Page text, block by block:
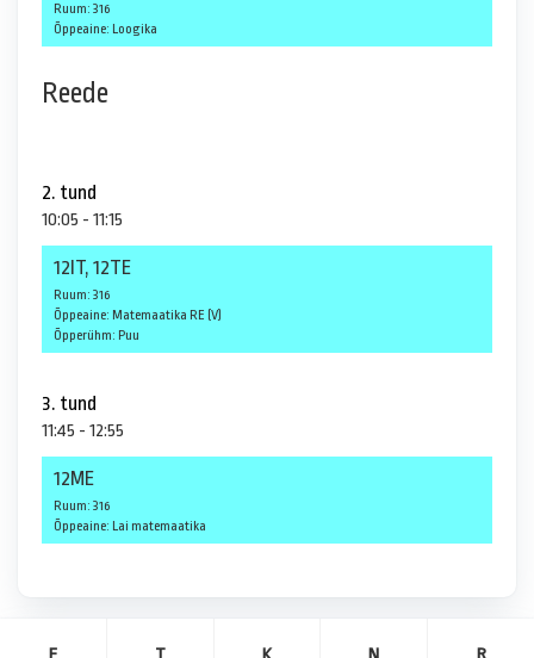
Ruum: 316
Õppeaine: Loogika
Reede
2. tund
10:05 - 11:15
12IT, 12TE
Ruum: 316
Õppeaine: Matemaatika RE (V)
Õpperühm: Puu
3. tund
11:45 - 12:55
12ME
Ruum: 316
Õppeaine: Lai matemaatika